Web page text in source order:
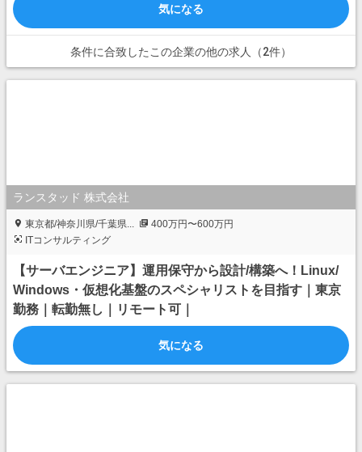
気になる
条件に合致したこの企業の他の求人（2件）
ランスタッド 株式会社
東京都/神奈川県/千葉県...
400万円〜600万円
ITコンサルティング
【サーバエンジニア】運用保守から設計/構築へ！Linux/
Windows・仮想化基盤のスペシャリストを目指す｜東京
勤務｜転勤無し｜リモート可｜
気になる